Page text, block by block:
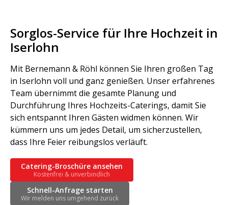
Sorglos-Service für Ihre Hochzeit in
Iserlohn
Mit Bernemann & Röhl können Sie Ihren großen Tag
in Iserlohn voll und ganz genießen. Unser erfahrenes
Team übernimmt die gesamte Planung und
Durchführung Ihres Hochzeits-Caterings, damit Sie
sich entspannt Ihren Gästen widmen können. Wir
kümmern uns um jedes Detail, um sicherzustellen,
dass Ihre Feier reibungslos verläuft.
Catering-Broschüre ansehen
Kostenfrei & unverbindlich
Schnell-Anfrage starten
Wir melden uns umgehend zurück